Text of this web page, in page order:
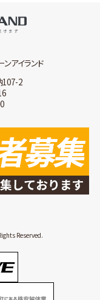
アイランド
107-2
Reserved.